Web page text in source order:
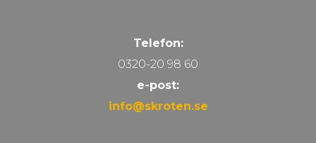
Telefon:
0320-20 98 60
e-post:
info@skroten.se